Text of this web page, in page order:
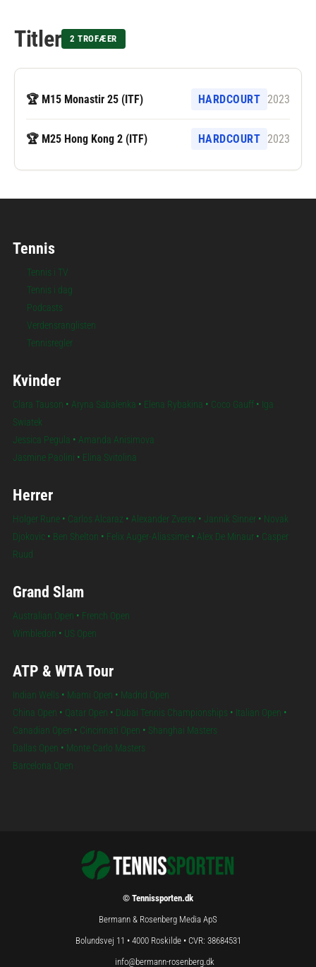
Titler 2 TROFÆER
🏆 M15 Monastir 25 (ITF) HARDCOURT 2023
🏆 M25 Hong Kong 2 (ITF) HARDCOURT 2023
Tennis
Tennis i TV
Tennis i dag
Podcasts
Verdensranglisten
Tennisregler
Kvinder
Clara Tauson • Aryna Sabalenka • Elena Rybakina • Coco Gauff• Iga
Swiatek
Jessica Pegula • Amanda Anisimova
Jasmine Paolini • Elina Svitolina
Herrer
Holger Rune• Carlos Alcaraz • Alexander Zverev • Jannik Sinner• Novak
Djokovic• Ben Shelton • Felix Auger-Aliassime• Alex De Minaur• Casper
Ruud
Grand Slam
Australian Open • French Open
Wimbledon • US Open
ATP & WTA Tour
Indian Wells • Miami Open • Madrid Open
China Open • Qatar Open • Dubai Tennis Championships • Italian Open •
Canadian Open • Cincinnati Open • Shanghai Masters
Dallas Open • Monte Carlo Masters
Barcelona Open
© Tennissporten.dk
Bermann & Rosenberg Media ApS
Bolundsvej 11 • 4000 Roskilde • CVR: 38684531
info@bermann-rosenberg.dk